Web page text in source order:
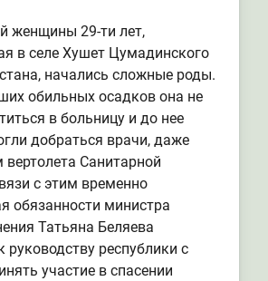
женщины 29-ти лет,
в селе Хушет Цумадинского
начались сложные роды.
обильных осадков она не
в больницу и до нее
добраться врачи, даже
вертолета Санитарной
с этим временно
обязанности министра
Татьяна Беляева
руководству республики с
участие в спасении